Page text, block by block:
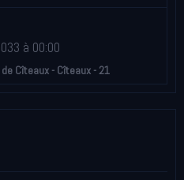
à 00:00
Cîteaux - Cîteaux - 21